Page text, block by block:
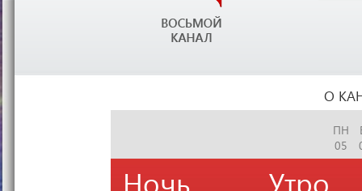
О
ПН
05
Ночь Утро